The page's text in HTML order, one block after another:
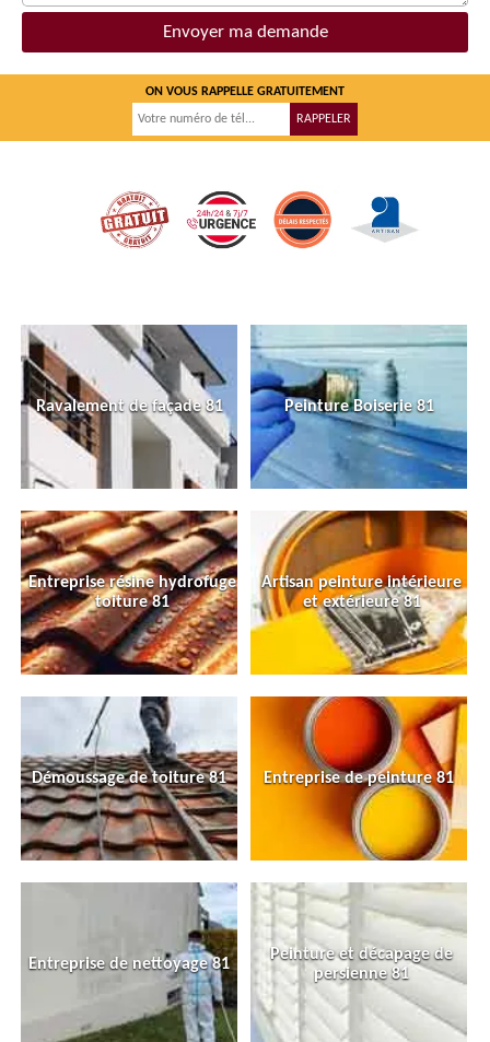
ON VOUS RAPPELLE GRATUITEMENT
Ravalement de façade 81 Peinture Boiserie 81
Entreprise résine hydrofuge
toiture 81
Artisan peinture intérieure
et extérieure 81
Démoussage de toiture 81 Entreprise de peinture 81
Entreprise de nettoyage 81
Peinture et décapage de
persienne 81